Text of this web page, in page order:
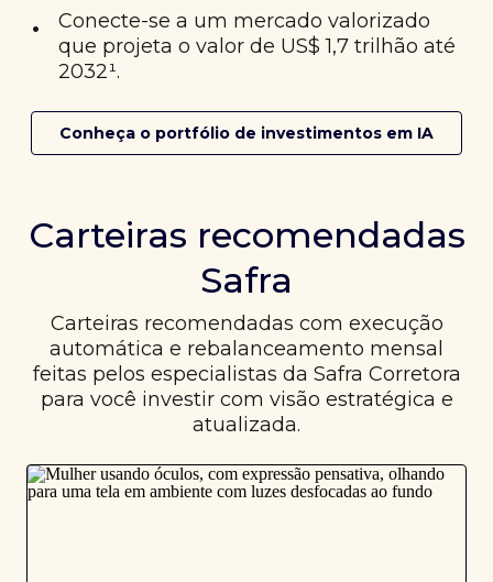
•
Conecte-se a um mercado valorizado
que projeta o valor de US$ 1,7 trilhão até
2032¹.
Conheça o portfólio de investimentos em IA
Carteiras recomendadas
Safra
Carteiras recomendadas com execução
automática e rebalanceamento mensal
feitas pelos especialistas da Safra Corretora
para você investir com visão estratégica e
atualizada.